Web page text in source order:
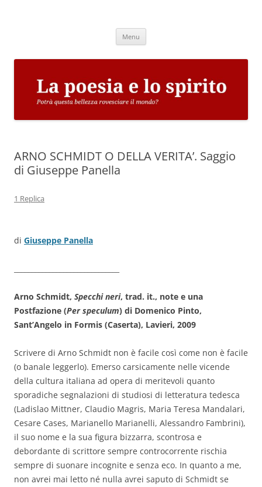
Menu
ARNO SCHMIDT O DELLA VERITA’. Saggio
di Giuseppe Panella
1 Replica
di Giuseppe Panella
Arno Schmidt, Specchi neri, trad. it., note e una
Postfazione (Per speculum) di Domenico Pinto,
Sant’Angelo in Formis (Caserta), Lavieri, 2009
Scrivere di Arno Schmidt non è facile così come non è facile
(o banale leggerlo). Emerso carsicamente nelle vicende
della cultura italiana ad opera di meritevoli quanto
sporadiche segnalazioni di studiosi di letteratura tedesca
(Ladislao Mittner, Claudio Magris, Maria Teresa Mandalari,
Cesare Cases, Marianello Marianelli, Alessandro Fambrini),
il suo nome e la sua figura bizzarra, scontrosa e
debordante di scrittore sempre controcorrente rischia
sempre di suonare incognite e senza eco. In quanto a me,
non avrei mai letto né nulla avrei saputo di Schmidt se